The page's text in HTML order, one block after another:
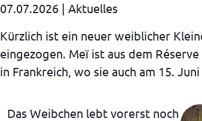
07.07.2026 | Aktuelles
Kürzlich ist ein neuer weiblicher
eingezogen. Meï ist aus dem
in Frankreich, wo sie auch am 15.
Das Weibchen lebt vorerst noch